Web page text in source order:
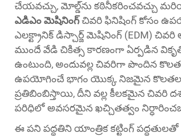
చేయవచ్చు, మోల్డ్‌ను కఠినీకరించవచ్చు
ఎడిఎం మెషినింగ్చివరి ఫినిషింగ్ కోసం
ఎలక్ట్రానిక్ డిస్చార్జ్ మెషినింగ్ (EDM) చివరి
ముందే వేడి చికిత్స కారణంగా ఏర్పడిన
ఉంటుంది, అందువల్ల చివరిగా పొందిన
ఉపయోగించే భాగం యొక్క నిజమైన
ప్రతిబింబిస్తాయి, దీని వల్ల కీలకమైన చివరి
పరిధిలో అవసరమైన ఖచ్చితత్వం
ఈ పని పద్ధతిని యాంత్రిక కట్టింగ్